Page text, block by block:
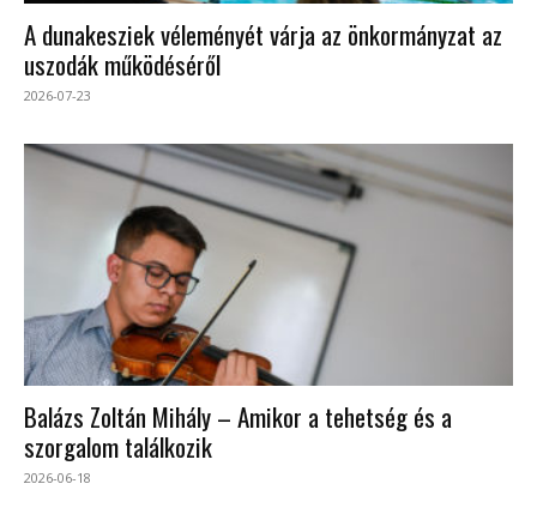
A dunakesziek véleményét várja az önkormányzat az
uszodák működéséről
2026-07-23
Balázs Zoltán Mihály – Amikor a tehetség és a
szorgalom találkozik
2026-06-18